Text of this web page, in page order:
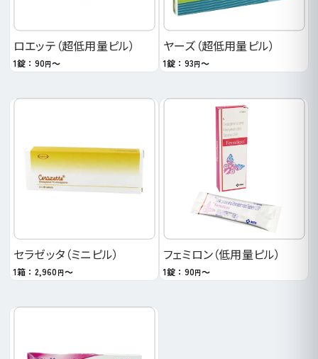
ロエッテ（超低用量ピル）
1錠：90円～
ヤーズ（超低用量ピル）
1錠：93円～
セラゼッタ（ミニピル）
1箱：2,960 円～
フェミロン（低用量ピル）
1錠：90円～